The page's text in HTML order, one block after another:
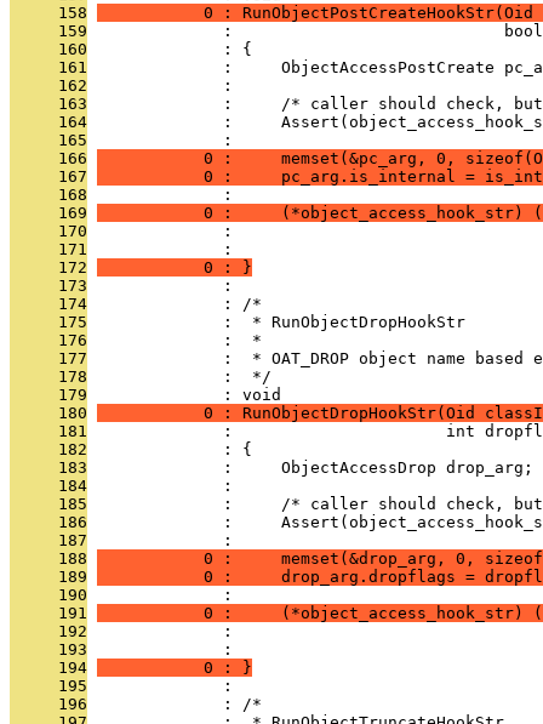
     158
0 :
     159
:
     160
              : {
     161
:     ObjectAccessPostCreate
     162
              :
     163
:     /* caller should check,
     164
:
     165
              :
     166
0 :     memset(&pc_arg, 0,
     167
0 :     pc_arg.is_internal =
     168
              :
     169
0 :     (*object_access_hook_str)
     170
:
     171
:
     172
           0 : }
     173
              :
     174
              : /*
     175
              :  * RunObjectDropHookStr
     176
              :  *
     177
:  * OAT_DROP object name based
     178
              :  */
     179
              : void
     180
0 : RunObjectDropHookStr(Oid
     181
:                      int
     182
              : {
     183
              :     ObjectAccessDrop drop_arg;
     184
              :
     185
:     /* caller should check,
     186
:
     187
              :
     188
0 :     memset(&drop_arg, 0,
     189
0 :     drop_arg.dropflags =
     190
              :
     191
0 :     (*object_access_hook_str)
     192
:
     193
:
     194
           0 : }
     195
              :
     196
              : /*